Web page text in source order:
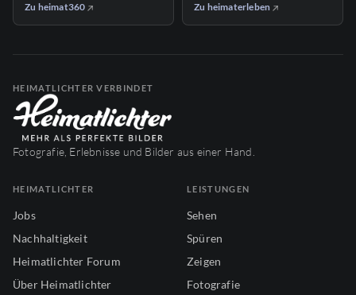
Zu heimat360 Zu heimaterleben
HEIMATLICHTER VERBINDET
Fotografie, Erlebnisse und Bilder aus einer Hand.
HEIMATLICHTER
Jobs
Nachhaltigkeit
Heimatlichter Forum
Über Heimatlichter
LEISTUNGEN
Sehen
Spüren
Zeigen
Fotografie